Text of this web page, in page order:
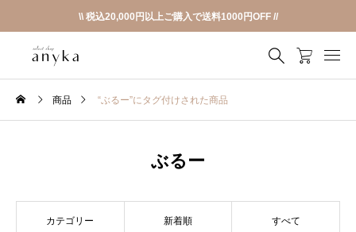
\\ 税込20,000円以上ご購入で送料1000円OFF //
商品 “ぶるー”にタグ付けされた商品
ぶるー
カテゴリー 新着順 すべて